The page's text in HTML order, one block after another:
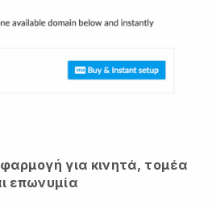
για κινητά, τομέα
επωνυμία